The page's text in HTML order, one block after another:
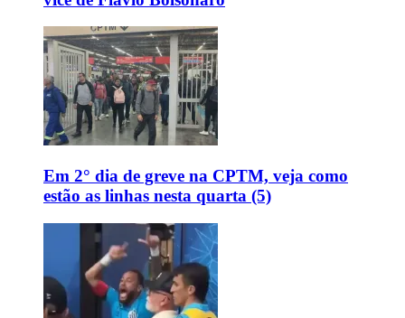
Em 2° dia de greve na CPTM, veja como
estão as linhas nesta quarta (5)